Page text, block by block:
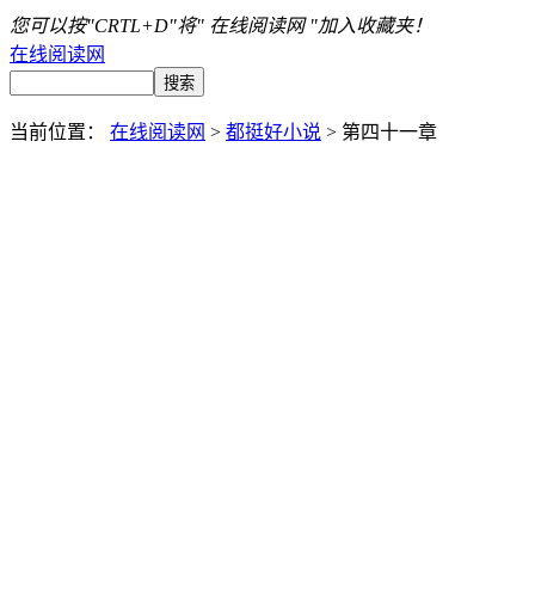
您可以按"CRTL+D"将" 在线阅读网 "加入收藏夹！
在线阅读网
当前位置： 在线阅读网 > 都挺好小说 > 第四十一章